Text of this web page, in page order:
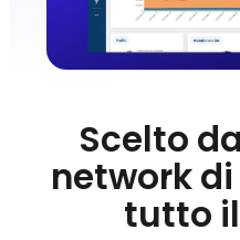
Scelto
network
tutto